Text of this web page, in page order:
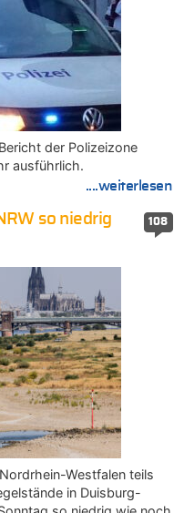
der Polizeizone
ausführlich.
....weiterlesen
108
so niedrig
Westfalen teils
in Duisburg-